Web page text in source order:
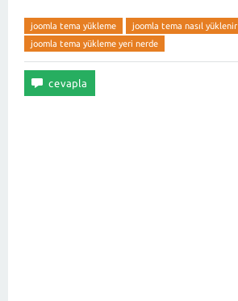
joomla tema yükleme
joomla tema nasıl yüklenir
joomla tema yükleme yeri nerde